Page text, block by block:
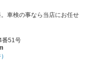
車検の事なら当店にお任せ
番51号